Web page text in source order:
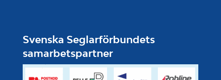
Svenska Seglarförbundets
samarbetspartner